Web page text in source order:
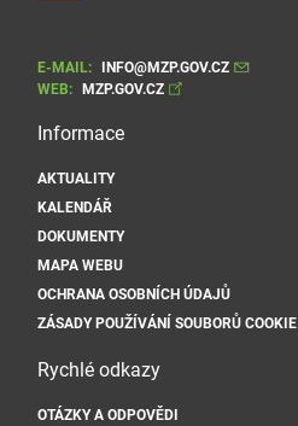
E-MAIL:
INFO@MZP.GOV.CZ
WEB:
MZP.GOV.CZ
Informace
AKTUALITY
KALENDÁŘ
DOKUMENTY
MAPA WEBU
OCHRANA OSOBNÍCH ÚDAJŮ
ZÁSADY POUŽÍVÁNÍ SOUBORŮ COOKIE
Rychlé odkazy
OTÁZKY A ODPOVĚDI